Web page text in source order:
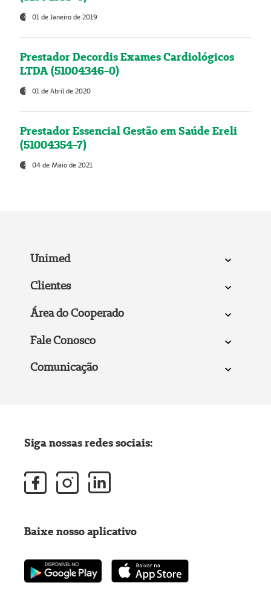
01 de Janeiro de 2019
Prestador Decordis Exames Cardiológicos
LTDA (51004346-0)
01 de Abril de 2020
Prestador Essencial Gestão em Saúde Ereli
(51004354-7)
04 de Maio de 2021
Unimed
Clientes
Área do Cooperado
Fale Conosco
Comunicação
Siga nossas redes sociais:
Baixe nosso aplicativo